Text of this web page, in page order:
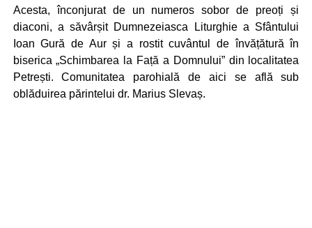
Acesta, înconjurat de un numeros sobor de preoți și
diaconi, a săvârșit Dumnezeiasca Liturghie a Sfântului
Ioan Gură de Aur și a rostit cuvântul de învățătură în
biserica „Schimbarea la Față a Domnului” din localitatea
Petrești. Comunitatea parohială de aici se află sub
oblăduirea părintelui dr. Marius Slevaș.